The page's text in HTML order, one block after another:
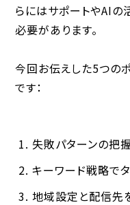
らにはサポートやAIの
必要があります。
今回お伝えした5つの
です：
失敗パターンの把
キーワード戦略で
地域設定と配信先